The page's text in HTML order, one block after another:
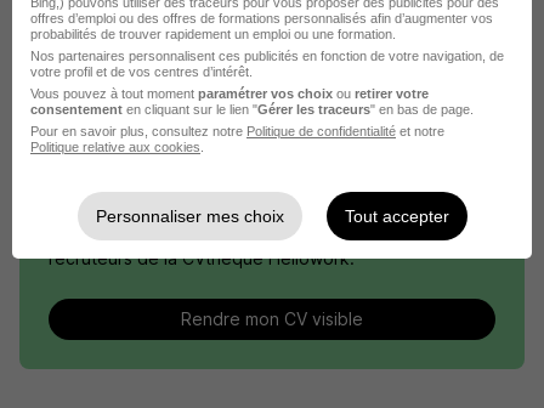
DÉPOSEZ VOTRE CV
Rendez votre CV accessible à l’ensemble des
recruteurs de la CVthèque Hellowork.
Rendre mon CV visible
offres d’emploi ou des offres de formations personnalisés afin d’augmenter vos
probabilités de trouver rapidement un emploi ou une formation.
Nos partenaires personnalisent ces publicités en fonction de votre navigation, de
votre profil et de vos centres d’intérêt.
Vous pouvez à tout moment paramétrer vos choix ou retirer votre
consentement en cliquant sur le lien "Gérer les traceurs" en bas de page.
Pour en savoir plus, consultez notre Politique de confidentialité et notre
Politique relative aux cookies
Personnaliser mes choix Tout accepter